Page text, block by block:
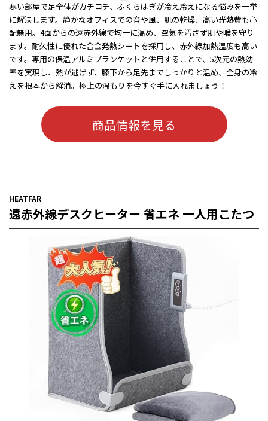
寒い部屋で足全体がカチコチ、ふくらはぎが冷え冷えになる悩みを一挙
に解決します。静かなオフィスでの音や風、肌の乾燥、高い光熱費も心
配無用。4面からの遠赤外線で均一に温め、空気を汚さず肌や喉を守り
ます。耐久性に優れた合金発熱シートを採用し、赤外線加熱温度も高い
です。専用の保温アルミプランケットと併用することで、5次元の熱効
率を実現し、熱が逃げず、膝下から足先までしっかりと温め、全身の冷
えを根本から解消。極上の温もりを今すぐ手に入れましょう！
商品情報を見る
HEATFAR
遠赤外線デスクヒーター 省エネ 一人用こたつ